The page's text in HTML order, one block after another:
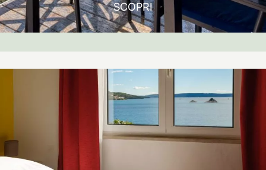
SCOPRI